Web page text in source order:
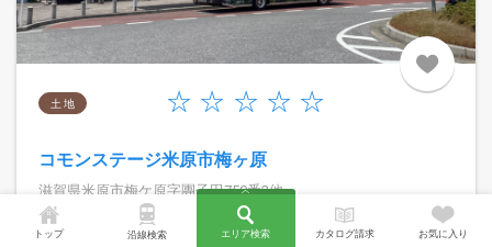
トップ 沿線検索 エリア検索 カタログ請求 お気に入り
土 地
コモンステージ米原市梅ヶ原
滋賀県米原市梅ケ原字團子田750番2他
JR琵琶湖線「米原」駅まで徒歩16分の立地。新幹線停車駅である米原